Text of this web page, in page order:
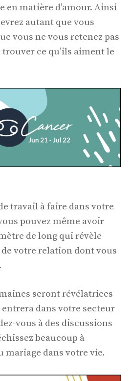
matière d’amour. Ainsi
autant que vous
vous ne vous retenez pas
ce qu’ils aiment le
travail à faire dans votre
pouvez même avoir
de long qui révèle
votre relation dont vous
seront révélatrices
dans votre secteur
vous à des discussions
beaucoup à
mariage dans votre vie.